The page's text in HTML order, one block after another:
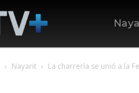
Nayarit La charrería se unió a la